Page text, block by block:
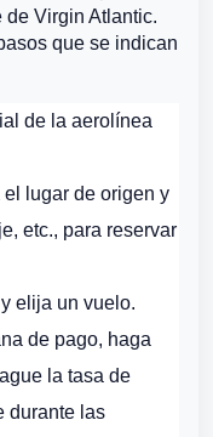
Virgin Atlantic.
que se indican
de la aerolínea
lugar de origen y
etc., para reservar
elija un vuelo.
de pago, haga
la tasa de
durante las